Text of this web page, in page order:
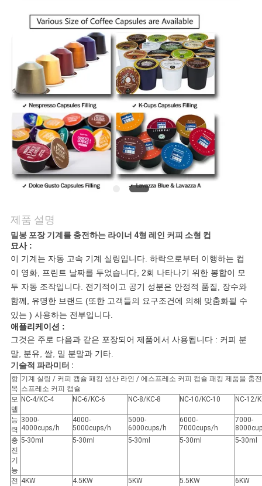
의
하
기
뉴
사
건
견
적
요
청
사
이
트
맵
제품 설명
밀봉 포장 기계를 충전하는 라이너 4형 레인 커피 소형 컵
묘사 :
이 기계는 자동 고속 기계 실링입니다. 하락으로부터 이행하는 컵
이 영화, 프린트 날짜를 두었습니다, 2회 나타나기 위한 봉합이 모
두 자동 조작입니다. 전기적이고 공기 성분은 안정적 품질, 장수와
함께, 유명한 브랜드 (또한 고객들의 요구조건에 의해 맞춤화될 수
있는 ) 사용하는 전부입니다.
애플리케이션 :
그것은 주로 다음과 같은 포장되어 제품에서 사용됩니다 : 커피 분
말, 분유, 쌀, 밀 분말과 기타.
기술적 파라미터 :
항
목
기계 실링 / 커피 캡슐 패킹 생산 라인 / 에스프레소 커피 캡슐 패킹 제품을 충
스프레소 커피 캡슐
모
델
NC-4/KC-4 NC-6/KC-6 NC-8/KC-8 NC-10/KC-10 NC-12/
능
력
3000-
4000cups/h
4000-
5000cups/h
5000-
6000cups/h
6000-
7000cups/h
7000-
충
진
기
능
5-30ml 5-30ml 5-30ml 5-30ml 5-30ml
전 4KW 4.5KW 5KW 5.5KW 6KW